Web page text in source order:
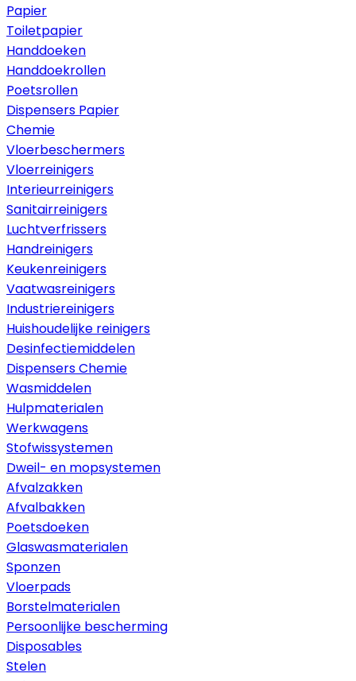
Papier
Toiletpapier
Handdoeken
Handdoekrollen
Poetsrollen
Dispensers Papier
Chemie
Vloerbeschermers
Vloerreinigers
Interieurreinigers
Sanitairreinigers
Luchtverfrissers
Handreinigers
Keukenreinigers
Vaatwasreinigers
Industriereinigers
Huishoudelijke reinigers
Desinfectiemiddelen
Dispensers Chemie
Wasmiddelen
Hulpmaterialen
Werkwagens
Stofwissystemen
Dweil- en mopsystemen
Afvalzakken
Afvalbakken
Poetsdoeken
Glaswasmaterialen
Sponzen
Vloerpads
Borstelmaterialen
Persoonlijke bescherming
Disposables
Stelen